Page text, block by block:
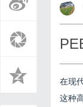
›
在现
这种